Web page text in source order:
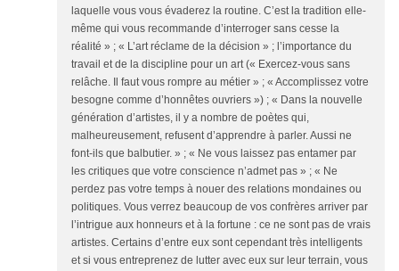
laquelle vous vous évaderez la routine. C’est la tradition elle-
même qui vous recommande d’interroger sans cesse la
réalité » ; « L’art réclame de la décision » ; l’importance du
travail et de la discipline pour un art (« Exercez-vous sans
relâche. Il faut vous rompre au métier » ; « Accomplissez votre
besogne comme d’honnêtes ouvriers ») ; « Dans la nouvelle
génération d’artistes, il y a nombre de poètes qui,
malheureusement, refusent d’apprendre à parler. Aussi ne
font-ils que balbutier. » ; « Ne vous laissez pas entamer par
les critiques que votre conscience n’admet pas » ; « Ne
perdez pas votre temps à nouer des relations mondaines ou
politiques. Vous verrez beaucoup de vos confrères arriver par
l’intrigue aux honneurs et à la fortune : ce ne sont pas de vrais
artistes. Certains d’entre eux sont cependant très intelligents
et si vous entreprenez de lutter avec eux sur leur terrain, vous